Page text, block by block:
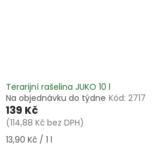
Terarijní rašelina JUKO 10 l
Na objednávku do týdne Kód: 2717
139 Kč
(114,88 Kč bez DPH)
Měrná
13,90 Kč / 1 l